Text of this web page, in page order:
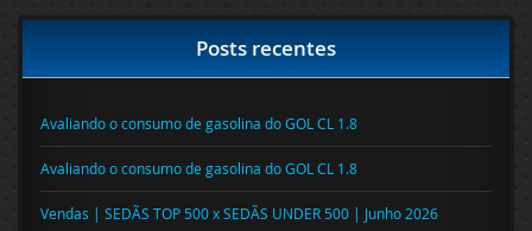
Posts recentes
Avaliando o consumo de gasolina do GOL CL 1.8
Avaliando o consumo de gasolina do GOL CL 1.8
Vendas | SEDÃS TOP 500 x SEDÃS UNDER 500 | Junho 2026